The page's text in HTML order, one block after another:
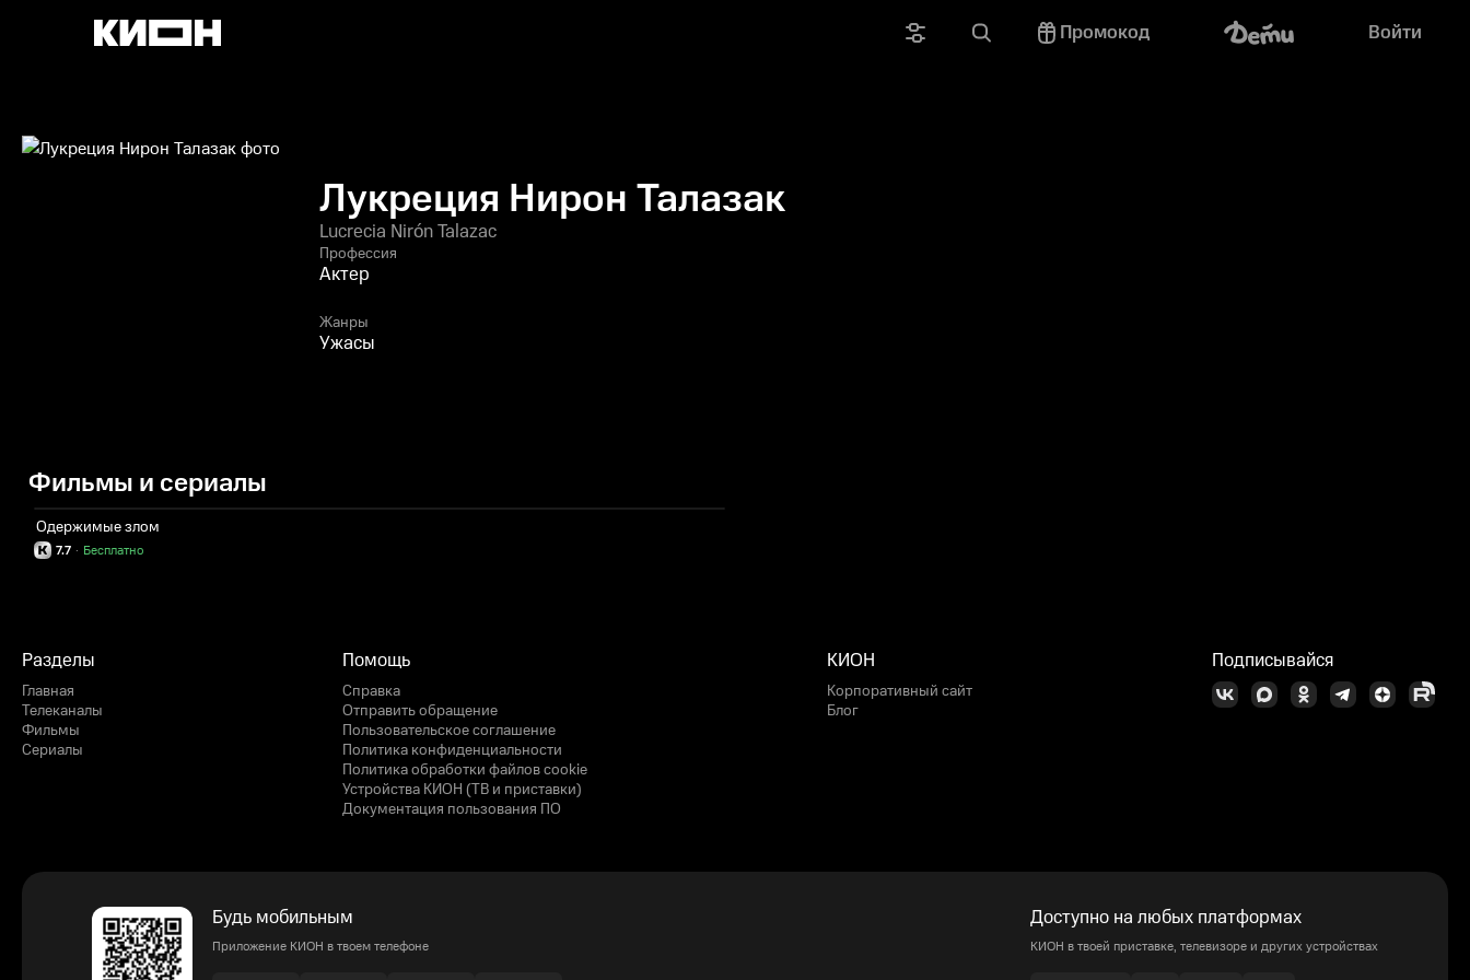
Промокод Войти
Лукреция Нирон Талазак
Lucrecia Nirón Talazac
Профессия
Актер
Жанры
Ужасы
Фильмы и сериалы
Одержимые злом
7.7 Бесплатно
·
Разделы
Главная
Телеканалы
Фильмы
Сериалы
Помощь
Справка
Отправить обращение
Пользовательское соглашение
Политика конфиденциальности
Политика обработки файлов cookie
Устройства КИОН (ТВ и приставки)
Документация пользования ПО
КИОН
Корпоративный сайт
Блог
Подписывайся
Будь мобильным
Приложение КИОН в твоем телефоне
Доступно на любых платформах
КИОН в твоей приставке, телевизоре и других устройствах